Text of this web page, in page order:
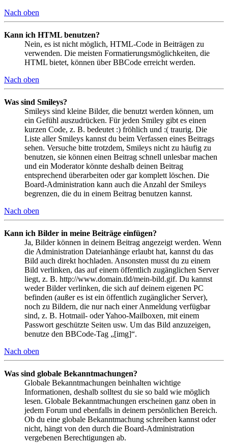
Nach oben
Kann ich HTML benutzen?
Nein, es ist nicht möglich, HTML-Code in Beiträgen zu
verwenden. Die meisten Formatierungsmöglichkeiten, die
HTML bietet, können über BBCode erreicht werden.
Nach oben
Was sind Smileys?
Smileys sind kleine Bilder, die benutzt werden können, um
ein Gefühl auszudrücken. Für jeden Smiley gibt es einen
kurzen Code, z. B. bedeutet :) fröhlich und :( traurig. Die
Liste aller Smileys kannst du beim Verfassen eines Beitrags
sehen. Versuche bitte trotzdem, Smileys nicht zu häufig zu
benutzen, sie können einen Beitrag schnell unlesbar machen
und ein Moderator könnte deshalb deinen Beitrag
entsprechend überarbeiten oder gar komplett löschen. Die
Board-Administration kann auch die Anzahl der Smileys
begrenzen, die du in einem Beitrag benutzen kannst.
Nach oben
Kann ich Bilder in meine Beiträge einfügen?
Ja, Bilder können in deinem Beitrag angezeigt werden. Wenn
die Administration Dateianhänge erlaubt hat, kannst du das
Bild auch direkt hochladen. Ansonsten musst du zu einem
Bild verlinken, das auf einem öffentlich zugänglichen Server
liegt, z. B. http://www.domain.tld/mein-bild.gif. Du kannst
weder Bilder verlinken, die sich auf deinem eigenen PC
befinden (außer es ist ein öffentlich zugänglicher Server),
noch zu Bildern, die nur nach einer Anmeldung verfügbar
sind, z. B. Hotmail- oder Yahoo-Mailboxen, mit einem
Passwort geschützte Seiten usw. Um das Bild anzuzeigen,
benutze den BBCode-Tag „[img]“.
Nach oben
Was sind globale Bekanntmachungen?
Globale Bekanntmachungen beinhalten wichtige
Informationen, deshalb solltest du sie so bald wie möglich
lesen. Globale Bekanntmachungen erscheinen ganz oben in
jedem Forum und ebenfalls in deinem persönlichen Bereich.
Ob du eine globale Bekanntmachung schreiben kannst oder
nicht, hängt von den durch die Board-Administration
vergebenen Berechtigungen ab.